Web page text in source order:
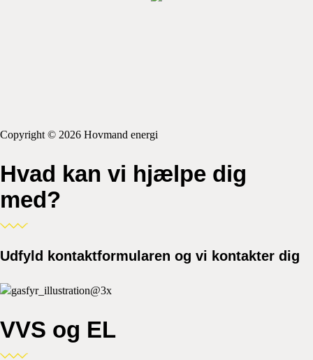
Copyright © 2026 Hovmand energi
Hvad kan vi hjælpe dig
med?
Udfyld kontaktformularen og vi kontakter dig
VVS og EL